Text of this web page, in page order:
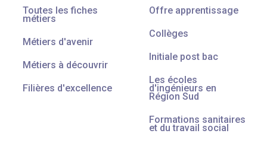
Toutes les fiches
métiers
Métiers d'avenir
Métiers à découvrir
Filières d'excellence
Offre apprentissage
Collèges
Initiale post bac
Les écoles
d'ingénieurs en
Région Sud
Formations sanitaires
et du travail social